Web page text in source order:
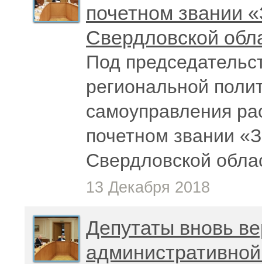
почетном звании
Свердловской
Под
региональной
самоуправления
почетном звании
Свердловской
13 Декабря 2018
Депутаты вновь